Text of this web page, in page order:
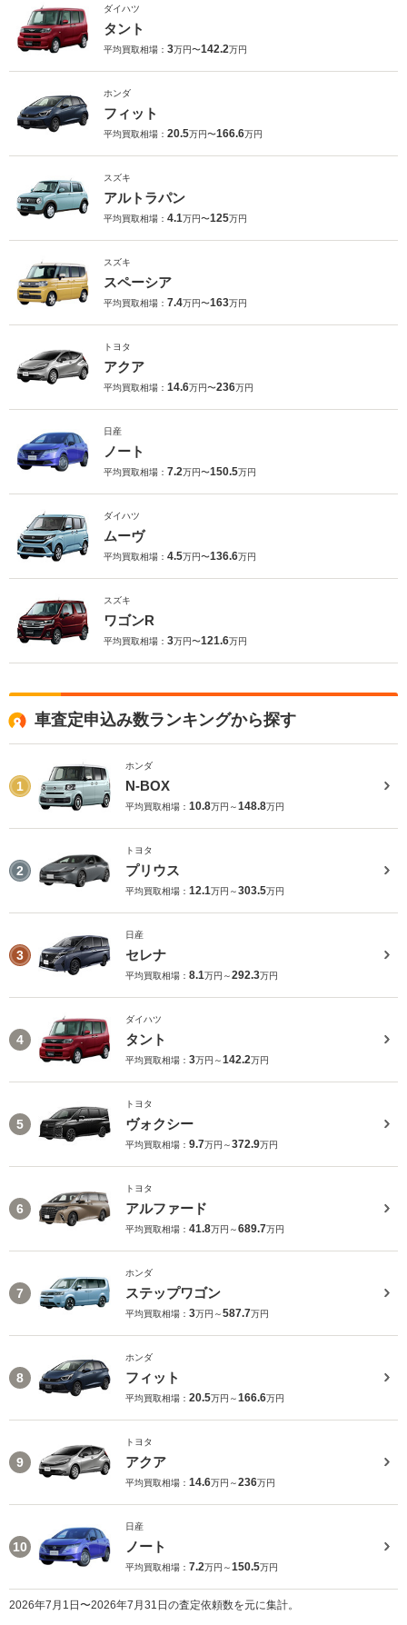
ダイハツ
タント
平均買取相場： 3万円〜142.2万円
ホンダ
フィット
平均買取相場： 20.5万円〜166.6万円
スズキ
アルトラパン
平均買取相場： 4.1万円〜125万円
スズキ
スペーシア
平均買取相場： 7.4万円〜163万円
トヨタ
アクア
平均買取相場： 14.6万円〜236万円
日産
ノート
平均買取相場： 7.2万円〜150.5万円
ダイハツ
ムーヴ
平均買取相場： 4.5万円〜136.6万円
スズキ
ワゴンR
平均買取相場： 3万円〜121.6万円
車査定申込み数ランキングから探す
1
ホンダ
N-BOX
平均買取相場： 10.8万円～148.8万円
2
トヨタ
プリウス
平均買取相場： 12.1万円～303.5万円
3
日産
セレナ
平均買取相場： 8.1万円～292.3万円
4
ダイハツ
タント
平均買取相場： 3万円～142.2万円
5
トヨタ
ヴォクシー
平均買取相場： 9.7万円～372.9万円
6
トヨタ
アルファード
平均買取相場： 41.8万円～689.7万円
7
ホンダ
ステップワゴン
平均買取相場： 3万円～587.7万円
8
ホンダ
フィット
平均買取相場： 20.5万円～166.6万円
9
トヨタ
アクア
平均買取相場： 14.6万円～236万円
10
日産
ノート
平均買取相場： 7.2万円～150.5万円
2026年7月1日〜2026年7月31日の査定依頼数を元に集計。